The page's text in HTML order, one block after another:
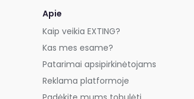
Apie
Kaip veikia EXTING?
Kas mes esame?
Patarimai apsipirkinėtojams
Reklama platformoje